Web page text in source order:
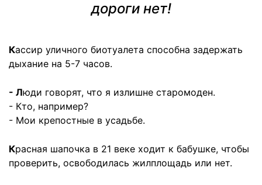
дороги нет!
Кассир уличного биотуалета способна задержать
дыхание на 5-7 часов.
- Люди говорят, что я излишне старомоден.
- Кто, например?
- Мои крепостные в усадьбе.
Красная шапочка в 21 веке ходит к бабушке, чтобы
проверить, освободилась жилплощадь или нет.